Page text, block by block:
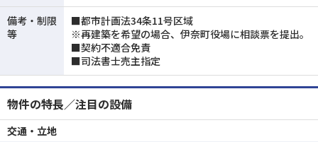
備考・制限
等
■都市計画法34条11号区域
※再建築を希望の場合、伊奈町役場に相談票を提出。
■契約不適合免責
■司法書士売主指定
物件の特長／注目の設備
交通・立地